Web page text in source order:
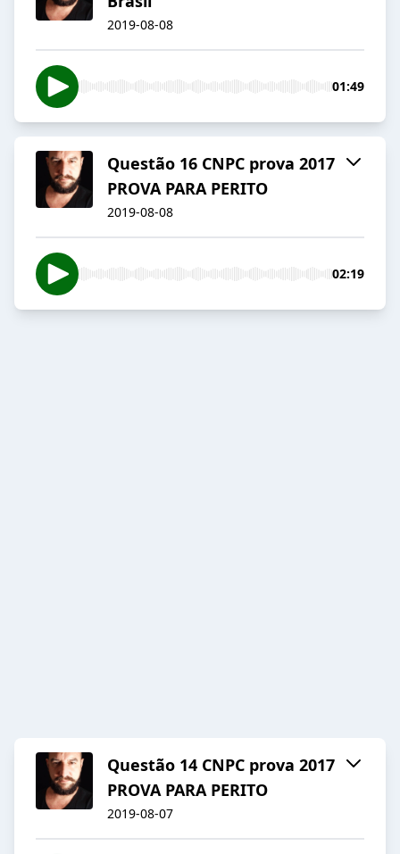
2019-08-08
01:49
Questão 16 CNPC prova 2017
PROVA PARA PERITO
2019-08-08
02:19
Questão 14 CNPC prova 2017
PROVA PARA PERITO
2019-08-07